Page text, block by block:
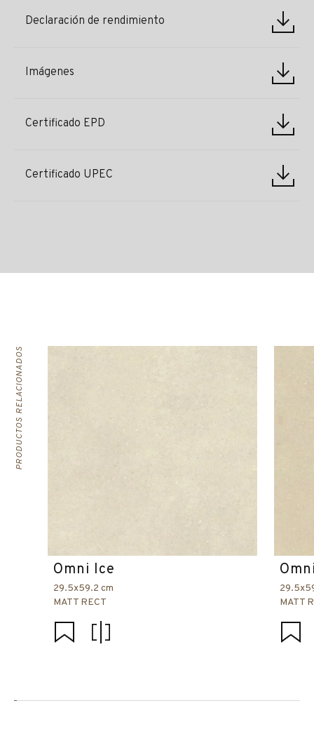
Declaración de rendimiento
Imágenes
Certificado EPD
Certificado UPEC
PRODUCTOS RELACIONADOS
Omni Ice
29.5x59.2 cm
MATT RECT
MATT